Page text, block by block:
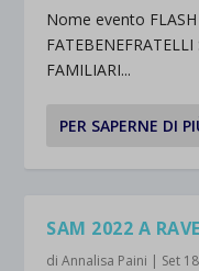
Nome evento
FAMILIARI...
PER SAPERNE DI
SAM 2022 A
diAnnalisa Paini | Set